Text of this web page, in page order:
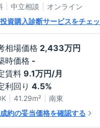
中立相談
オンライン
投資購入診断サービスをチェ
相場価格 2,433万円
時価格 -
賃料 9.1万円/月
利回り 4.5%
41.29m²
南東
成約の妥当価格を確認する